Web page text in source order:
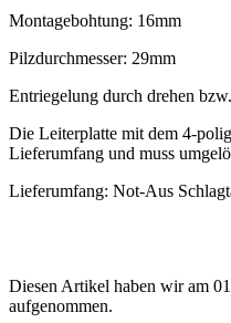
Montagebohtung: 16mm
Pilzdurchmesser: 29mm
Entriegelung durch drehen
Die Leiterplatte mit dem 4-
Lieferumfang und muss
Lieferumfang: Not-Aus
Diesen Artikel haben wir am
aufgenommen.